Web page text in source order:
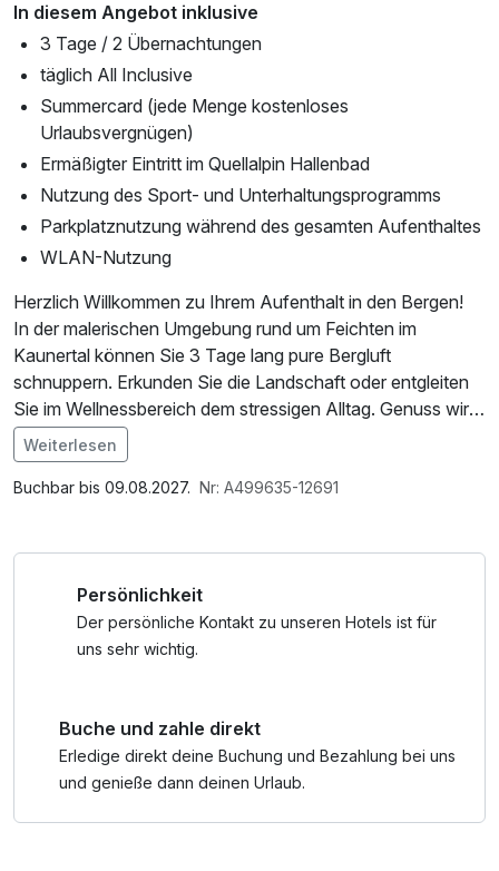
In diesem Angebot inklusive
3 Tage / 2 Übernachtungen
täglich All Inclusive
Summercard (jede Menge kostenloses
Urlaubsvergnügen)
Ermäßigter Eintritt im Quellalpin Hallenbad
Nutzung des Sport- und Unterhaltungsprogramms
Parkplatznutzung während des gesamten Aufenthaltes
WLAN-Nutzung
Herzlich Willkommen zu Ihrem Aufenthalt in den Bergen!
In der malerischen Umgebung rund um Feichten im
Kaunertal können Sie 3 Tage lang pure Bergluft
schnuppern. Erkunden Sie die Landschaft oder entgleiten
Sie im Wellnessbereich dem stressigen Alltag. Genuss wird
hier groß geschrieben: Mit dem All-Inklusiv-Paket ist
rundum für Sie gesorgt.
Freuen Sie sich auf hervorragenden Service und eine
Weiterlesen
Buchbar bis 09.08.2027. Nr: A499635-12691
Persönlichkeit
Der persönliche Kontakt zu unseren Hotels ist für
uns sehr wichtig.
Buche und zahle direkt
Erledige direkt deine Buchung und Bezahlung bei uns
und genieße dann deinen Urlaub.